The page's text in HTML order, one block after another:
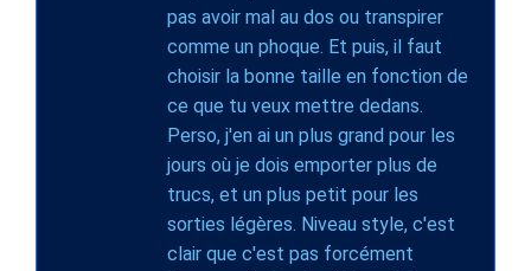
pas avoir mal au dos ou transpirer
comme un phoque. Et puis, il faut
choisir la bonne taille en fonction de
ce que tu veux mettre dedans.
Perso, j'en ai un plus grand pour les
jours où je dois emporter plus de
trucs, et un plus petit pour les
sorties légères. Niveau style, c'est
clair que c'est pas forcément